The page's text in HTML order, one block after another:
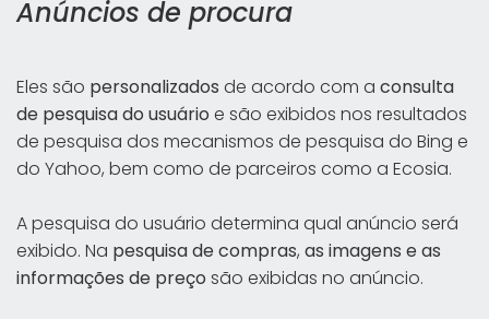
Anúncios de procura
Eles são personalizados de acordo com a consulta
de pesquisa do usuário e são exibidos nos resultados
de pesquisa dos mecanismos de pesquisa do Bing e
do Yahoo, bem como de parceiros como a Ecosia.
A pesquisa do usuário determina qual anúncio será
exibido. Na pesquisa de compras, as imagens e as
informações de preço são exibidas no anúncio.